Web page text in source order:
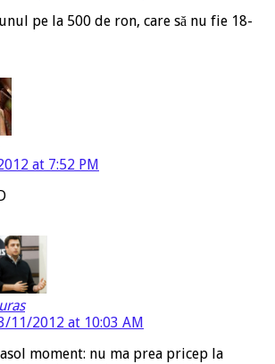
pe la 500 de ron, care să nu fie 18-
at 7:52 PM
11/2012 at 10:03 AM
moment: nu ma prea pricep la